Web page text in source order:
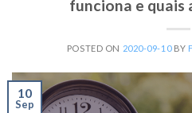
funciona e quais
POSTED ON 2020-09-10BY
10
Sep